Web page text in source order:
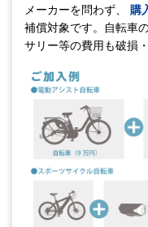
メーカーを問わず、 購
補償対象です。自転車
サリー等の費用も破損